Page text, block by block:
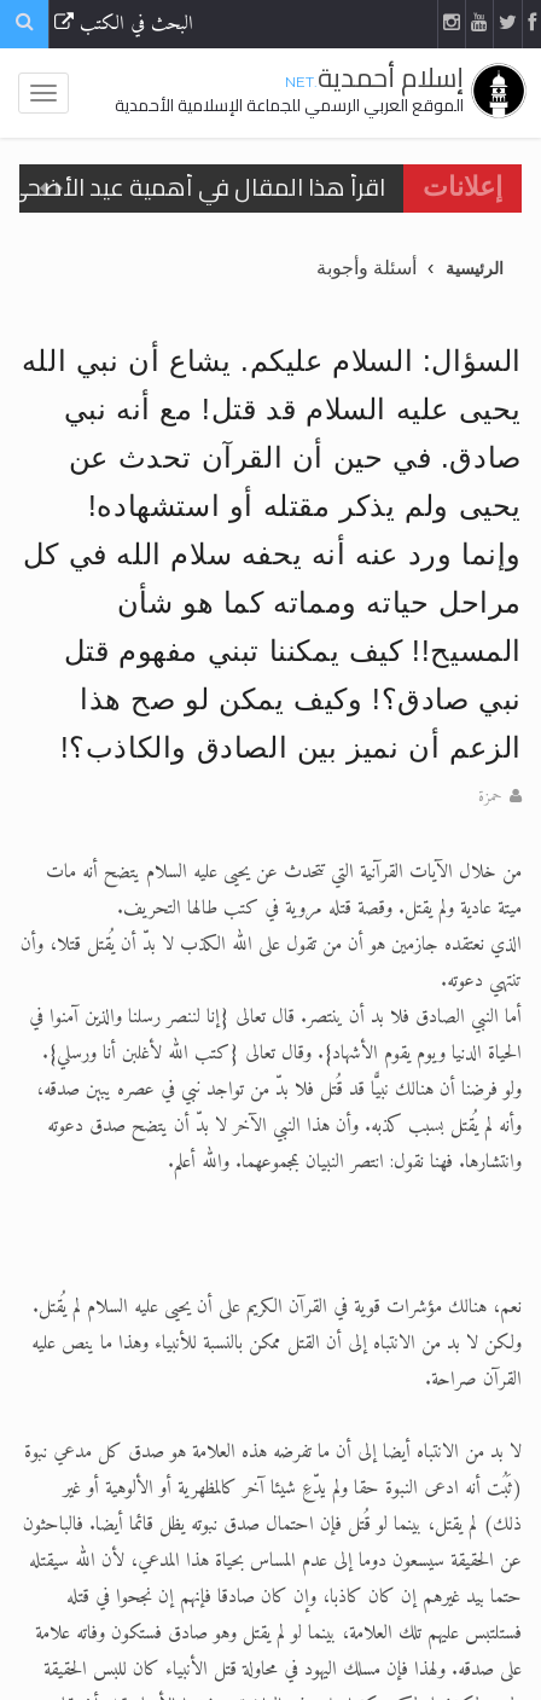
البحث في الكتب
إسلام أحمدية.NET
الموقع العربي الرسمي للجماعة الإسلامية الأحمدية
إعلانات
اقرأ هذا المقال في أهمية عيد
تعميم هامّ لأفراد الجماعة >> المزيد
تعميم هامّ لأفراد الجماعة >> المزيد
اقرأ هذا الكتاب وتعرّف على حقيقة
الحجّ.. دلالات، حِكم، وأهداف >> المزيد
اقرأ هذا المقال في أهمية عيد
الرئيسية أسئلة وأجوبة
السؤال: السلام عليكم. يشاع أن نبي الله
يحيى عليه السلام قد قتل! مع أنه نبي
صادق. في حين أن القرآن تحدث عن
يحيى ولم يذكر مقتله أو استشهاده!
وإنما ورد عنه أنه يحفه سلام الله في كل
مراحل حياته ومماته كما هو شأن
المسيح!! كيف يمكننا تبني مفهوم قتل
نبي صادق؟! وكيف يمكن لو صح هذا
الزعم أن نميز بين الصادق والكاذب؟!
حمزة
من خلال الآيات القرآنية التي تتحدث عن يحيى عليه السلام يتضح أنه مات
ميتة عادية ولم يقتل. وقصة قتله مروية في كتب طالها التحريف.
الذي نعتقده جازمين هو أن من تقول على الله الكذب لا بدّ أن يُقتل قتلا، وأن
تنتهي دعوته.
أما النبي الصادق فلا بد أن ينتصر. قال تعالى {إنا لننصر رسلنا والذين آمنوا في
الحياة الدنيا ويوم يقوم الأشهاد}. وقال تعالى {كتب الله لأغلبن أنا ورسلي}.
ولو فرضنا أن هنالك نبيًّا قد قُتل فلا بدّ من تواجد نبي في عصره يبين صدقه،
وأنه لم يُقتل بسبب كذبه. وأن هذا النبي الآخر لا بدّ أن يتضح صدق دعوته
وانتشارها. فهنا نقول: انتصر النبيان بمجموعهما. والله أعلم.
نعم، هنالك مؤشرات قوية في القرآن الكريم على أن يحيى عليه السلام لم يُقتل.
ولكن لا بد من الانتباه إلى أن القتل ممكن بالنسبة للأنبياء وهذا ما ينص عليه
القرآن صراحة.
لا بد من الانتباه أيضا إلى أن ما تفرضه هذه العلامة هو صدق كل مدعي نبوة
(ثَبُت أنه ادعى النبوة حقا ولم يدّعِ شيئا آخر كالمظهرية أو الألوهية أو غير
ذلك) لم يقتل، بينما لو قُتل فإن احتمال صدق نبوته يظل قائما أيضا. فالباحثون
عن الحقيقة سيسعون دوما إلى عدم المساس بحياة هذا المدعي، لأن الله سيقتله
حتما بيد غيرهم إن كان كاذبا، وإن كان صادقا فإنهم إن نجحوا في قتله
فستلتبس عليهم تلك العلامة، بينما لو لم يقتل وهو صادق فستكون وفاته علامة
على صدقه. ولهذا فإن مسلك اليهود في محاولة قتل الأنبياء كان للبس الحقيقة